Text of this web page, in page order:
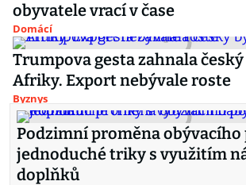
obyvatele vrací v čase
Domácí
Trumpova gesta zahnala
Afriky. Export nebývale roste
Byznys
Podzimní proměna obývacího
jednoduché triky s využitím
doplňků